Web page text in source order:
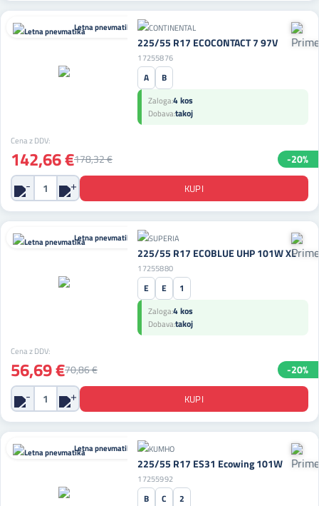
Letna pnevmatika
225/55 R17 ECOCONTACT 7 97V
17255876
A B
Zaloga:4 kos
Dobava:takoj
Cena z DDV:
142,66 €178,32 € -20%
Letna pnevmatika
225/55 R17 ECOBLUE UHP 101W XL
17255880
E E 1
Zaloga:4 kos
Dobava:takoj
Cena z DDV:
56,69 €70,86 € -20%
Letna pnevmatika
225/55 R17 ES31 Ecowing 101W
17255992
B C 2